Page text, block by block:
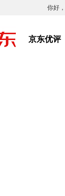
你好，